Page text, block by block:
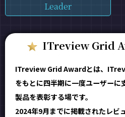
Leader
ITreview Grid
ITreview Grid Awardとは、
をもとに四半期に一度ユーザーに
製品を表彰する場です。
2024年9月までに掲載されたレビ